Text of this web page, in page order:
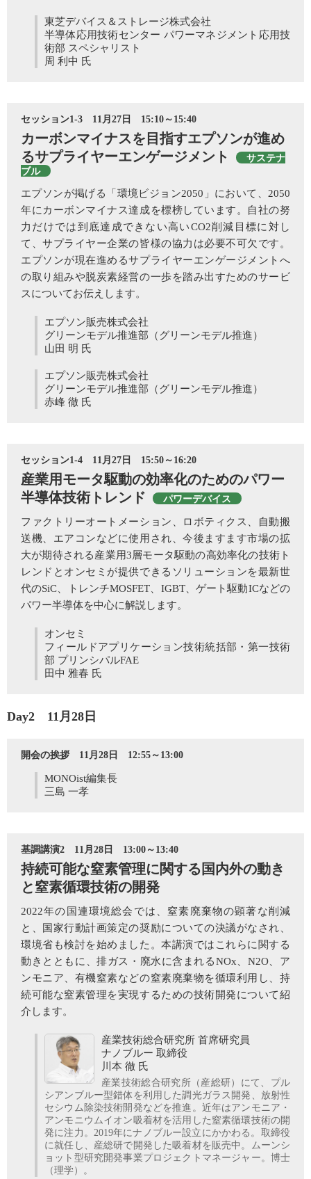
東芝デバイス＆ストレージ株式会社
半導体応用技術センター パワーマネジメント応用技
術部 スペシャリスト
周 利中 氏
セッション1-3 11月27日 15:10～15:40
カーボンマイナスを目指すエプソンが進め
るサプライヤーエンゲージメント
サステナ
ブル
エプソンが掲げる「環境ビジョン2050」において、2050
年にカーボンマイナス達成を標榜しています。自社の努
力だけでは到底達成できない高いCO2削減目標に対し
て、サプライヤー企業の皆様の協力は必要不可欠です。
エプソンが現在進めるサプライヤーエンゲージメントへ
の取り組みや脱炭素経営の一歩を踏み出すためのサービ
スについてお伝えします。
エプソン販売株式会社
グリーンモデル推進部（グリーンモデル推進）
山田 明 氏
エプソン販売株式会社
グリーンモデル推進部（グリーンモデル推進）
赤峰 徹 氏
セッション1-4 11月27日 15:50～16:20
産業用モータ駆動の効率化のためのパワー
半導体技術トレンド
パワーデバイス
ファクトリーオートメーション、ロボティクス、自動搬
送機、エアコンなどに使用され、今後ますます市場の拡
大が期待される産業用3層モータ駆動の高効率化の技術ト
レンドとオンセミが提供できるソリューションを最新世
代のSiC、トレンチMOSFET、IGBT、ゲート駆動ICなどの
パワー半導体を中心に解説します。
オンセミ
フィールドアプリケーション技術統括部・第一技術
部 プリンシパルFAE
田中 雅春 氏
Day2 11月28日
開会の挨拶 11月28日 12:55～13:00
MONOist編集長
三島 一孝
基調講演2 11月28日 13:00～13:40
持続可能な窒素管理に関する国内外の動き
と窒素循環技術の開発
2022年の国連環境総会では、窒素廃棄物の顕著な削減
と、国家行動計画策定の奨励についての決議がなされ、
環境省も検討を始めました。本講演ではこれらに関する
動きとともに、排ガス・廃水に含まれるNOx、N2O、ア
ンモニア、有機窒素などの窒素廃棄物を循環利用し、持
続可能な窒素管理を実現するための技術開発について紹
介します。
産業技術総合研究所 首席研究員
ナノブルー 取締役
川本 徹 氏
産業技術総合研究所（産総研）にて、プル
シアンブルー型錯体を利用した調光ガラス開発、放射性
セシウム除染技術開発などを推進。近年はアンモニア・
アンモニウムイオン吸着材を活用した窒素循環技術の開
発に注力。2019年にナノブルー設立にかかわる。取締役
に就任し、産総研で開発した吸着材を販売中。ムーンシ
ョット型研究開発事業プロジェクトマネージャー。博士
（理学）。